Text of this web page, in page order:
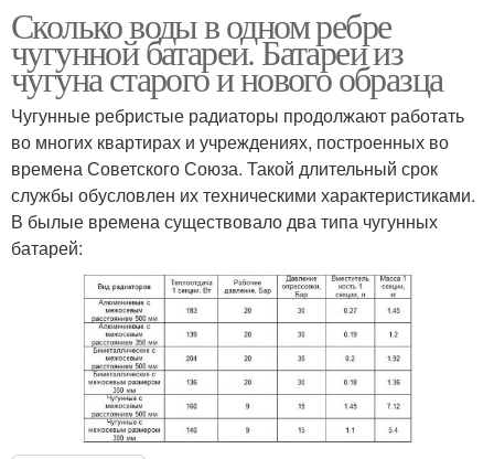
Жидкости в чугунной
батарее
Сколько воды в одном ребре
чугунной батареи. Батареи из
чугуна старого и нового образца
Чугунные ребристые радиаторы продолжают работать
во многих квартирах и учреждениях, построенных во
времена Советского Союза. Такой длительный срок
службы обусловлен их техническими характеристиками.
В былые времена существовало два типа чугунных
батарей: